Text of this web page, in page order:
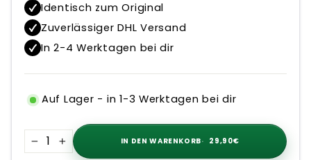
Identisch zum Original
Zuverlässiger DHL Versand
In 2-4 Werktagen bei dir
Auf Lager - in 1-3 Werktagen bei dir
− +
IN DEN WARENKORB 29,90€